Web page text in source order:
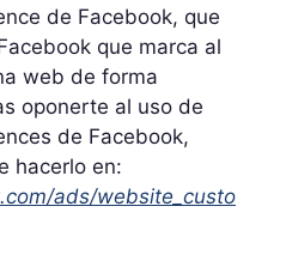
de Facebook, que
que marca al
web de forma
oponerte al uso de
de Facebook,
hacerlo en:
ads/website_custo